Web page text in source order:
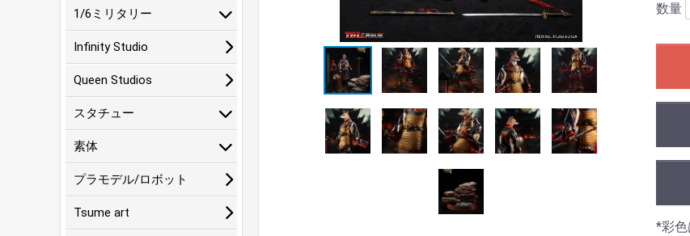
1/6ミリタリー
Infinity Studio
Queen Studios
スタチュー
素体
プラモデル/ロボット
Tsume art
数量
*彩